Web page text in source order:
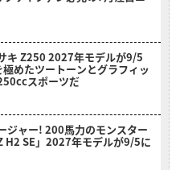
キ Z250 2027年モデルが9/5
めたツートーンとグラフィッ
スポーツだ
ジャー! 200馬力のモンスター
H2 SE」2027年モデルが9/5に